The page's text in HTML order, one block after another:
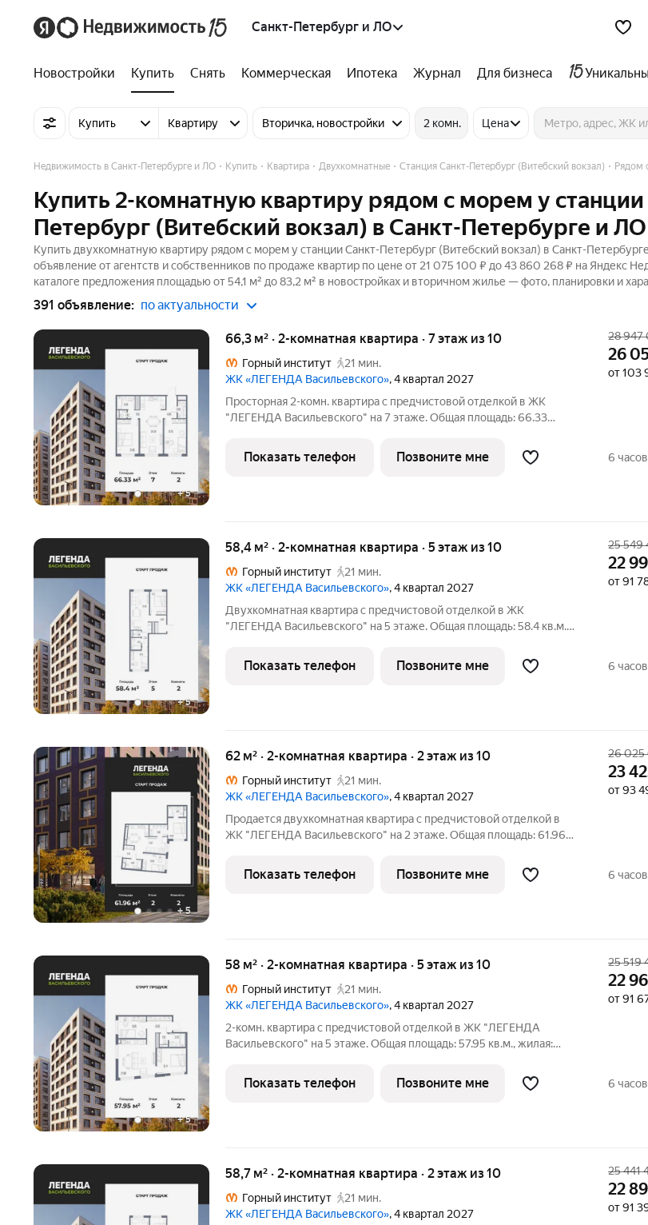
Санкт-Петербург и ЛО
Новостройки Купить Снять Коммерческая Ипотека Журнал Для бизнеса
Купить Квартиру Вторичка, новостройки 2 комн. Цена
Недвижимость в Санкт-Петербурге и ЛО Купить Квартира Двухкомнатные Станция Санкт-Петербург (Витебский вокзал) Рядом
Купить 2-комнатную квартиру рядом с морем у станции
Петербург (Витебский вокзал) в Санкт-Петербурге и ЛО
Купить двухкомнатную квартиру рядом с морем у станции Санкт-Петербург (Витебский вокзал) в Санкт-
объявление от агентств и собственников по продаже квартир по цене от 21 075 100 ₽ до 43 860 268 ₽ на Яндекс
каталоге предложения площадью от 54,1 м² до 83,2 м² в новостройках и вторичном жилье — фото, планировки и
391 объявление: по актуальности
+5
66,3 м² · 2-комнатная квартира · 7 этаж из 10
Горный институт
21 мин.
ЖК «ЛЕГЕНДА Васильевского», 4 квартал 2027
Просторная 2-комн. квартира с предчистовой отделкой в ЖК
"ЛЕГЕНДА Васильевского" на 7 этаже. Общая площадь: 66.33
24.34 кв.м. Комнаты изолированные, все окна выходят на одну
сторону. В
28 947
26
от 103
Показать телефон Позвоните мне 6
+5
58,4 м² · 2-комнатная квартира · 5 этаж из 10
Горный институт
21 мин.
ЖК «ЛЕГЕНДА Васильевского», 4 квартал 2027
Двухкомнатная квартира с предчистовой отделкой в ЖК
"ЛЕГЕНДА Васильевского" на 5 этаже. Общая площадь: 58.4 кв.м.,
Квартира - распашонка, очень светлая, без проходных комнат,
25 549
22
от 91
Показать телефон Позвоните мне 6
+5
62 м² · 2-комнатная квартира · 2 этаж из 10
Горный институт
21 мин.
ЖК «ЛЕГЕНДА Васильевского», 4 квартал 2027
Продается двухкомнатная квартира с предчистовой отделкой в
ЖК "ЛЕГЕНДА Васильевского" на 2 этаже. Общая площадь: 61.96
21.67 кв.м. Квартира угловая, окна oбecпeчивaют paвнoмepнoe
ocвeщeниe
26
23
от 93
Показать телефон Позвоните мне 6
+5
58 м² · 2-комнатная квартира · 5 этаж из 10
Горный институт
21 мин.
ЖК «ЛЕГЕНДА Васильевского», 4 квартал 2027
2-комн. квартира с предчистовой отделкой в ЖК "ЛЕГЕНДА
Васильевского" на 5 этаже. Общая площадь: 57.95 кв.м., жилая:
Квартира угловая, окна oбecпeчивaют paвнoмepнoe ocвeщeниe в
тeчeниe дня.
25 519
22
от 91
Показать телефон Позвоните мне 6
58,7 м² · 2-комнатная квартира · 2 этаж из 10
Горный институт
21 мин.
ЖК «ЛЕГЕНДА Васильевского», 4 квартал 2027
25 441
22
от 91